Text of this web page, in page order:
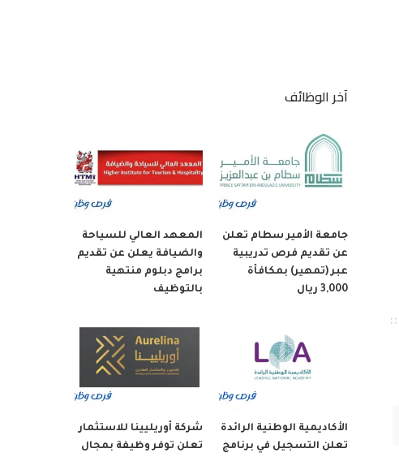
آخر الوظائف
جامعة الأمير سطام تعلن
عن تقديم فرص تدريبية
عبر (تمهير) بمكافأة
3,000 ريال
المعهد العالي للسياحة
والضيافة يعلن عن تقديم
برامج دبلوم منتهية
بالتوظيف
الأكاديمية الوطنية الرائدة
تعلن التسجيل في برنامج
شركة أوريليينا للاستثمار
تعلن توفر وظيفة بمجال